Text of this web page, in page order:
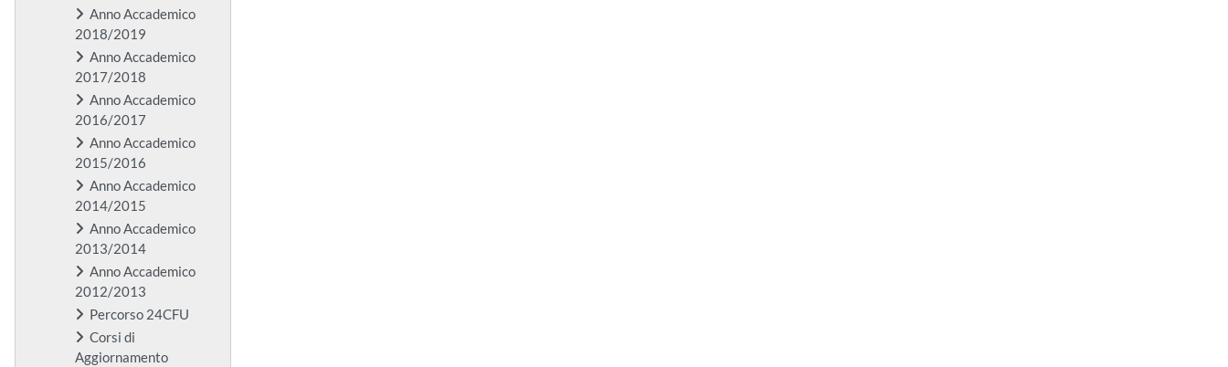
Anno Accademico
2018/2019
Anno Accademico
2017/2018
Anno Accademico
2016/2017
Anno Accademico
2015/2016
Anno Accademico
2014/2015
Anno Accademico
2013/2014
Anno Accademico
2012/2013
Percorso 24CFU
Corsi di
Aggiornamento